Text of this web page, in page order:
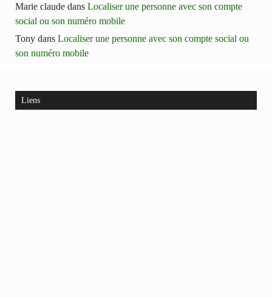
Marie claude dans Localiser une personne avec son compte
social ou son numéro mobile
Tony dans Localiser une personne avec son compte social ou
son numéro mobile
Liens